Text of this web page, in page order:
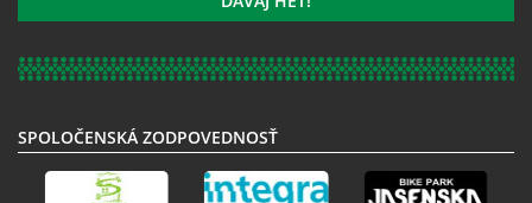
odberu
SPOLOČENSKÁ ZODPOVEDNOSŤ